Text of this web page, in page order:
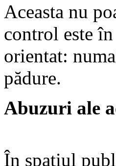
Aceasta nu
control este
orientat:
pădure.
Abuzuri ale
În spaţiul